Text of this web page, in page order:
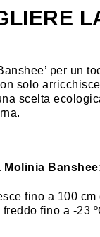
per un
solo
scelta
fino a 100
fino a -23